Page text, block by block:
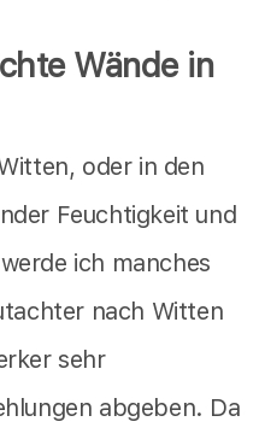
Wände in
oder in den
Feuchtigkeit und
ich manches
nach Witten
sehr
abgeben. Da